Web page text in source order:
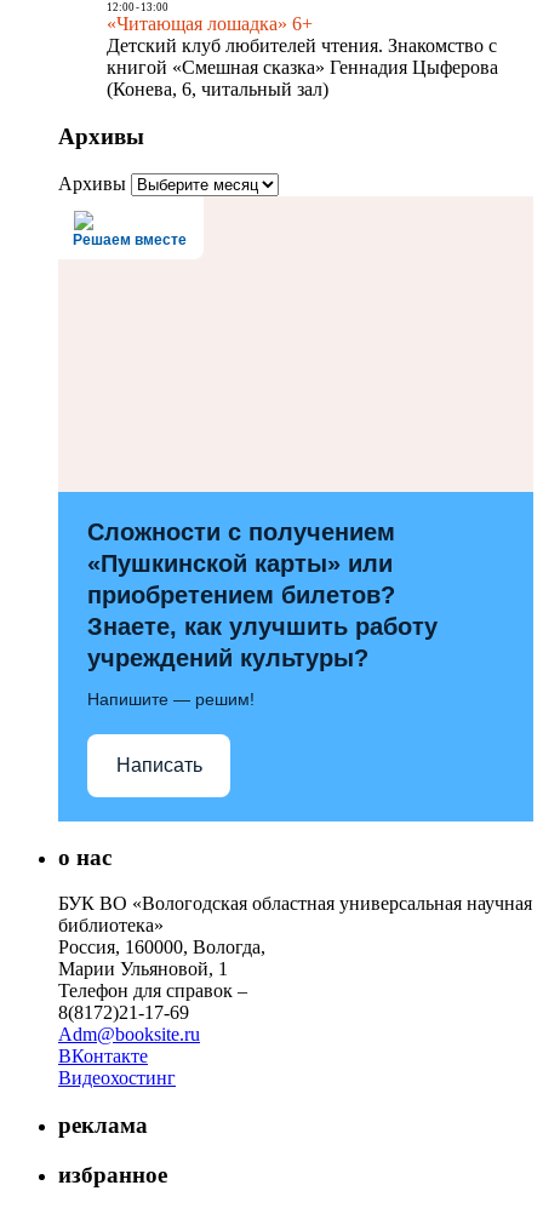
12:00- 13:00
«Читающая лошадка» 6+
Детский клуб любителей чтения. Знакомство с
книгой «Смешная сказка» Геннадия Цыферова
(Конева, 6, читальный зал)
Архивы
Архивы
Решаем вместе
Сложности с получением
«Пушкинской карты» или
приобретением билетов?
Знаете, как улучшить работу
учреждений культуры?
Напишите — решим!
Написать
о нас
БУК ВО «Вологодская областная универсальная научная
библиотека»
Россия, 160000, Вологда,
Марии Ульяновой, 1
Телефон для справок –
8(8172)21-17-69
Adm@booksite.ru
ВКонтакте
Видеохостинг
реклама
избранное